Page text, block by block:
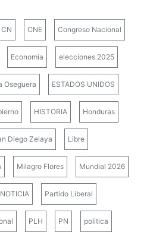
CN CNE Congreso Nacional
Economía elecciones 2025
Oseguera ESTADOS UNIDOS
HISTORIA Honduras
Diego Zelaya Libre
Milagro Flores Mundial 2026
NOTICIA Partido Liberal
PLH PN politica